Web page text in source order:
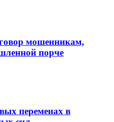
мошенникам,
порче
переменах в